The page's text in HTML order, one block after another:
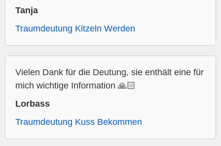
Tanja
Traumdeutung Kitzeln Werden
Vielen Dank für die Deutung, sie enthält eine für
mich wichtige Information 🙏🏻
Lorbass
Traumdeutung Kuss Bekommen